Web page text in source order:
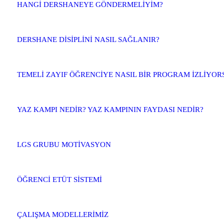
HANGİ DERSHANEYE GÖNDERMELİYİM?
DERSHANE DİSİPLİNİ NASIL SAĞLANIR?
TEMELİ ZAYIF ÖĞRENCİYE NASIL BİR PROGRAM
YAZ KAMPI NEDİR? YAZ KAMPININ FAYDASI NEDİR?
LGS GRUBU MOTİVASYON
ÖĞRENCİ ETÜT SİSTEMİ
ÇALIŞMA MODELLERİMİZ